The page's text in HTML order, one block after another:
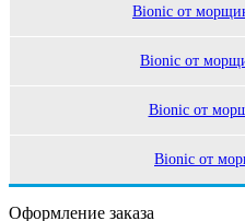
Bionic от
Bionic от
Bionic от
Bionic от
Оформление заказа